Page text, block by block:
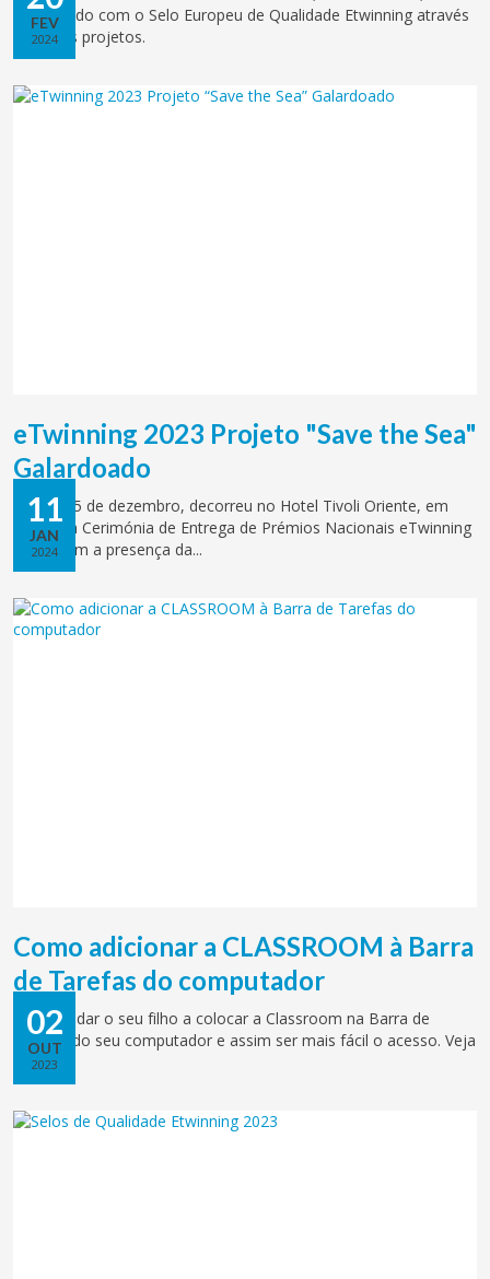
FEV
2024
galardoado com o Selo Europeu de Qualidade Etwinning através
de vários projetos.
11
JAN
2024
eTwinning 2023 Projeto "Save the Sea"
Galardoado
No dia 15 de dezembro, decorreu no Hotel Tivoli Oriente, em
Lisboa, a Cerimónia de Entrega de Prémios Nacionais eTwinning
2023, com a presença da...
02
OUT
2023
Como adicionar a CLASSROOM à Barra
de Tarefas do computador
Pode ajudar o seu filho a colocar a Classroom na Barra de
Tarefas do seu computador e assim ser mais fácil o acesso. Veja
o vídeo.